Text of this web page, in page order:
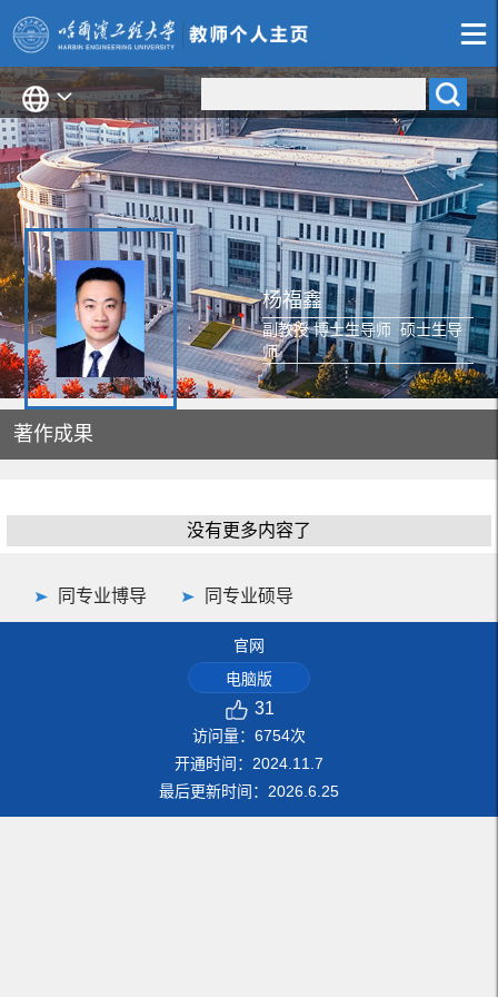
杨福鑫
副教授 博士生导师 硕士生导
师
著作成果
没有更多内容了
同专业博导 同专业硕导
官网
电脑版
31
访问量： 6754次
开通时间： 2024.11.7
最后更新时间： 2026.6.25